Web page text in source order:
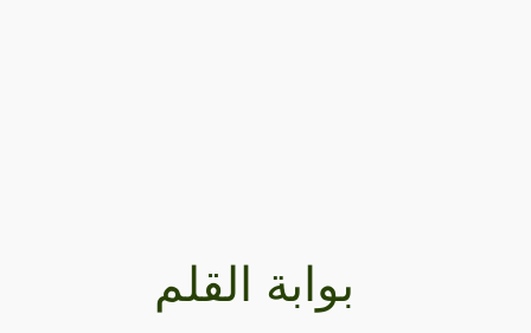
بوابة القلم